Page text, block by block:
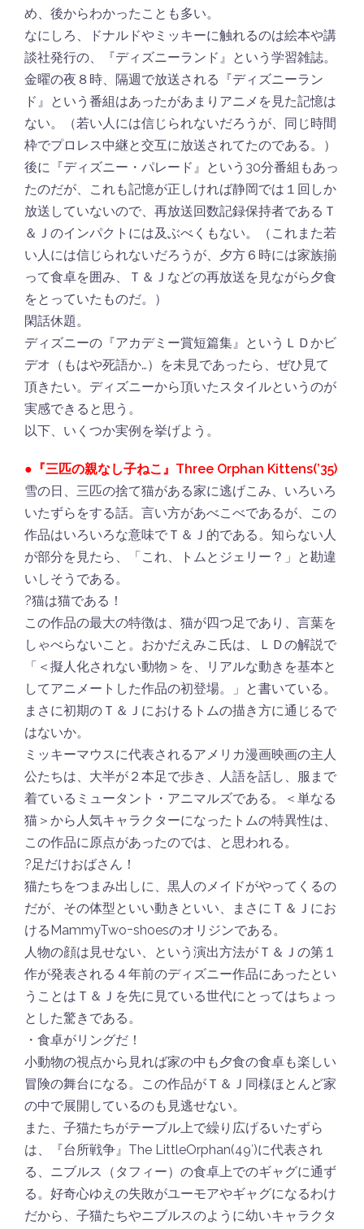
め、後からわかったことも多い。
なにしろ、ドナルドやミッキーに触れるのは絵本や講
談社発行の、『ディズニーランド』という学習雑誌。
金曜の夜８時、隔週で放送される『ディズニーラン
ド』という番組はあったがあまりアニメを見た記憶は
ない。（若い人には信じられないだろうが、同じ時間
枠でプロレス中継と交互に放送されてたのである。）
後に『ディズニー・パレード』という30分番組もあっ
たのだが、これも記憶が正しければ静岡では１回しか
放送していないので、再放送回数記録保持者であるＴ
＆Ｊのインパクトには及ぶべくもない。（これまた若
い人には信じられないだろうが、夕方６時には家族揃
って食卓を囲み、Ｔ＆Ｊなどの再放送を見ながら夕食
をとっていたものだ。）
閑話休題。
ディズニーの『アカデミー賞短篇集』というＬＤかビ
デオ（もはや死語か…）を未見であったら、ぜひ見て
頂きたい。ディズニーから頂いたスタイルというのが
実感できると思う。
以下、いくつか実例を挙げよう。
●『三匹の親なし子ねこ』Three Orphan Kittens(’35)
雪の日、三匹の捨て猫がある家に逃げこみ、いろいろ
いたずらをする話。言い方があべこべであるが、この
作品はいろいろな意味でＴ＆Ｊ的である。知らない人
が部分を見たら、「これ、トムとジェリー？」と勘違
いしそうである。
?猫は猫である！
この作品の最大の特徴は、猫が四つ足であり、言葉を
しゃべらないこと。おかだえみこ氏は、ＬＤの解説で
「＜擬人化されない動物＞を、リアルな動きを基本と
してアニメートした作品の初登場。」と書いている。
まさに初期のＴ＆Ｊにおけるトムの描き方に通じるで
はないか。
ミッキーマウスに代表されるアメリカ漫画映画の主人
公たちは、大半が２本足で歩き、人語を話し、服まで
着ているミュータント・アニマルズである。＜単なる
猫＞から人気キャラクターになったトムの特異性は、
この作品に原点があったのでは、と思われる。
?足だけおばさん！
猫たちをつまみ出しに、黒人のメイドがやってくるの
だが、その体型といい動きといい、まさにＴ＆Ｊにお
けるMammyTwoｰshoesのオリジンである。
人物の顔は見せない、という演出方法がＴ＆Ｊの第１
作が発表される４年前のディズニー作品にあったとい
うことはＴ＆Ｊを先に見ている世代にとってはちょっ
とした驚きである。
・食卓がリングだ！
小動物の視点から見れば家の中も夕食の食卓も楽しい
冒険の舞台になる。この作品がＴ＆Ｊ同様ほとんど家
の中で展開しているのも見逃せない。
また、子猫たちがテーブル上で繰り広げるいたずら
は、『台所戦争』The LittleOrphan(49′)に代表され
る、ニブルス（タフィー）の食卓上でのギャグに通ず
る。好奇心ゆえの失敗がユーモアやギャグになるわけ
だから、子猫たちやニブルスのように幼いキャラクタ